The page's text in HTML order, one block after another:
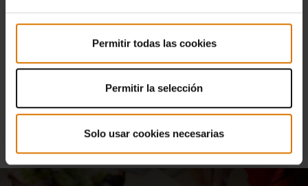
Permitir todas las cookies
Permitir la selección
Solo usar cookies necesarias
Color Options